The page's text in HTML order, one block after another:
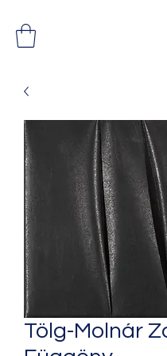
Tölg-Molnár